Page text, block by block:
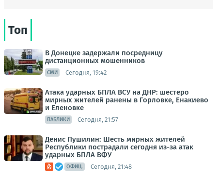
Топ
В Донецке задержали посредницу
дистанционных мошенников
СМИ Сегодня, 19:42
Атака ударных БПЛА ВСУ на ДНР: шестеро
мирных жителей ранены в Горловке, Енакиево
и Еленовке
ПАБЛИКИ Сегодня, 21:57
Денис Пушилин: Шесть мирных жителей
Республики пострадали сегодня из-за атак
ударных БПЛА ВФУ
ОФИЦ. Сегодня, 21:48